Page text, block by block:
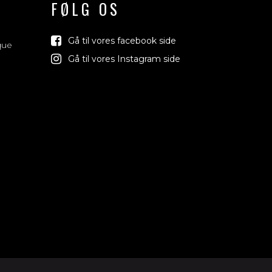
FØLG OS
Gå til vores facebook side
Gå til vores Instagram side